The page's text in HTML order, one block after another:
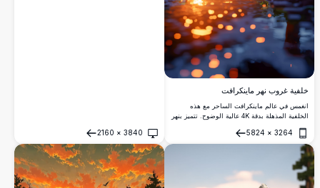
خلفية غروب نهر ماينكرافت
انغمس في عالم ماينكرافت الساحر مع هذه
الخلفية المذهلة بدقة 4K عالية الوضوح. تتميز بنهر
هذه الصورة جوهر المناظر الطبيعية الافتراضية
الهادئة. مثالية لعشاق الألعاب ومحبي ماينكرافت،
تقع المشهد بين الأشجار المربعة والمياه المتلألئة،
مما يخلق هروبًا رقميًا مثاليًا. حول شاشتك بهذا
العمل الفني الجميل والهادئ المستوحى من
ماينكرافت.
3264
×
5824
فتح
3840
×
2160
فتح